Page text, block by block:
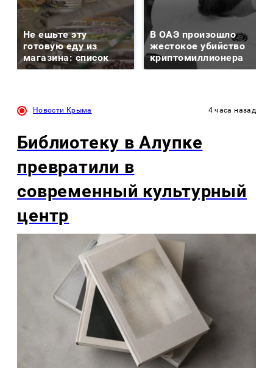
Не ешьте эту
готовую еду из
магазина: список
В ОАЭ произошло
жестокое убийство
криптомиллионера
Новости Крыма 4 часа назад
Библиотеку в Алупке
превратили в
современный культурный
центр